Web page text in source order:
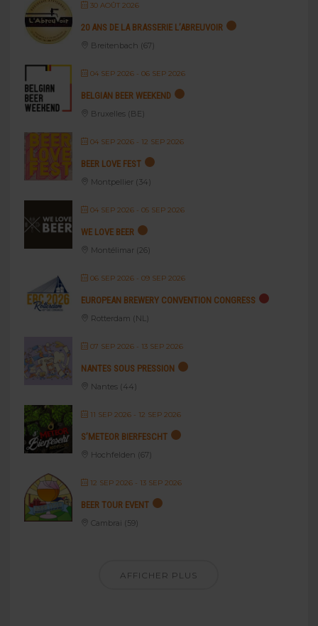
30 AOÛT 2026
20 ANS DE LA BRASSERIE L’ABREUVOIR
Breitenbach (67)
04 SEP 2026- 06 SEP 2026
BELGIAN BEER WEEKEND
Bruxelles (BE)
04 SEP 2026- 12 SEP 2026
BEER LOVE FEST
Montpellier (34)
04 SEP 2026- 05 SEP 2026
WE LOVE BEER
Montélimar (26)
06 SEP 2026- 09 SEP 2026
EUROPEAN BREWERY CONVENTION CONGRESS
Rotterdam (NL)
07 SEP 2026- 13 SEP 2026
NANTES SOUS PRESSION
Nantes (44)
11 SEP 2026- 12 SEP 2026
S’METEOR BIERFESCHT
Hochfelden (67)
12 SEP 2026- 13 SEP 2026
BEER TOUR EVENT
Cambrai (59)
AFFICHER PLUS